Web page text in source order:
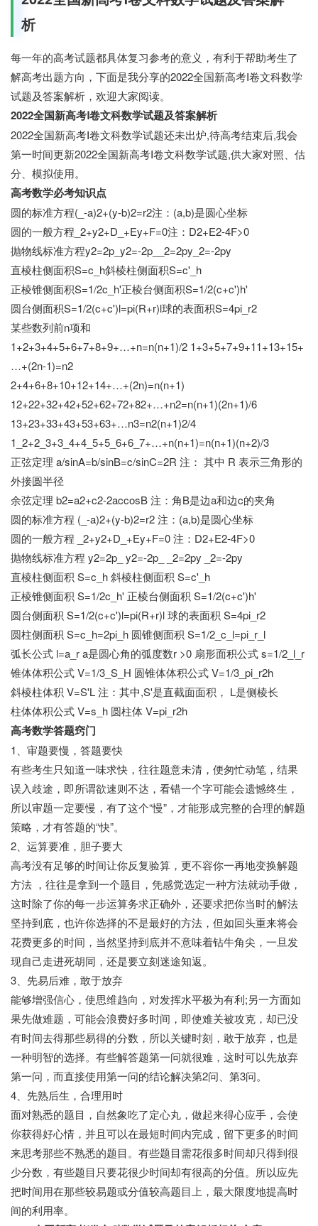
析
每一年的高考试题都具体复习参考的意义，有利于帮助考生了
解高考出题方向，下面是我分享的2022全国新高考Ⅰ卷文科数学
试题及答案解析，欢迎大家阅读。
2022全国新高考Ⅰ卷文科数学试题及答案解析
2022全国新高考Ⅰ卷文科数学试题还未出炉,待高考结束后,我会
第一时间更新2022全国新高考Ⅰ卷文科数学试题,供大家对照、估
分、模拟使用。
高考数学必考知识点
圆的标准方程(_-a)2+(y-b)2=r2注：(a,b)是圆心坐标
圆的一般方程_2+y2+D_+Ey+F=0注：D2+E2-4F>0
抛物线标准方程y2=2p_y2=-2p__2=2py_2=-2py
直棱柱侧面积S=c_h斜棱柱侧面积S=c'_h
正棱锥侧面积S=1/2c_h'正棱台侧面积S=1/2(c+c')h'
圆台侧面积S=1/2(c+c')l=pi(R+r)l球的表面积S=4pi_r2
某些数列前n项和
1+2+3+4+5+6+7+8+9+…+n=n(n+1)/2 1+3+5+7+9+11+13+15+
…+(2n-1)=n2
2+4+6+8+10+12+14+…+(2n)=n(n+1)
12+22+32+42+52+62+72+82+…+n2=n(n+1)(2n+1)/6
13+23+33+43+53+63+…n3=n2(n+1)2/4
1_2+2_3+3_4+4_5+5_6+6_7+…+n(n+1)=n(n+1)(n+2)/3
正弦定理 a/sinA=b/sinB=c/sinC=2R 注： 其中 R 表示三角形的
外接圆半径
余弦定理 b2=a2+c2-2accosB 注：角B是边a和边c的夹角
圆的标准方程 (_-a)2+(y-b)2=r2 注：(a,b)是圆心坐标
圆的一般方程 _2+y2+D_+Ey+F=0 注：D2+E2-4F>0
抛物线标准方程 y2=2p_ y2=-2p_ _2=2py _2=-2py
直棱柱侧面积 S=c_h 斜棱柱侧面积 S=c'_h
正棱锥侧面积 S=1/2c_h' 正棱台侧面积 S=1/2(c+c')h'
圆台侧面积 S=1/2(c+c')l=pi(R+r)l 球的表面积 S=4pi_r2
圆柱侧面积 S=c_h=2pi_h 圆锥侧面积 S=1/2_c_l=pi_r_l
弧长公式 l=a_r a是圆心角的弧度数r >0 扇形面积公式 s=1/2_l_r
锥体体积公式 V=1/3_S_H 圆锥体体积公式 V=1/3_pi_r2h
斜棱柱体积 V=S'L 注：其中,S'是直截面面积， L是侧棱长
柱体体积公式 V=s_h 圆柱体 V=pi_r2h
高考数学答题窍门
1、审题要慢，答题要快
有些考生只知道一味求快，往往题意未清，便匆忙动笔，结果
误入歧途，即所谓欲速则不达，看错一个字可能会遗憾终生，
所以审题一定要慢，有了这个“慢”，才能形成完整的合理的解题
策略，才有答题的“快”。
2、运算要准，胆子要大
高考没有足够的时间让你反复验算，更不容你一再地变换解题
方法 ，往往是拿到一个题目，凭感觉选定一种方法就动手做，
这时除了你的每一步运算务求正确外，还要求把你当时的解法
坚持到底，也许你选择的不是最好的方法，但如回头重来将会
花费更多的时间，当然坚持到底并不意味着钻牛角尖，一旦发
现自己走进死胡同，还是要立刻迷途知返。
3、先易后难，敢于放弃
能够增强信心，使思维趋向，对发挥水平极为有利;另一方面如
果先做难题，可能会浪费好多时间，即使难关被攻克，却已没
有时间去得那些易得的分数，所以关键时刻，敢于放弃，也是
一种明智的选择。有些解答题第一问就很难，这时可以先放弃
第一问，而直接使用第一问的结论解决第2问、第3问。
4、先熟后生，合理用时
面对熟悉的题目，自然象吃了定心丸，做起来得心应手，会使
你获得好心情，并且可以在最短时间内完成，留下更多的时间
来思考那些不熟悉的题目。有些题目需花很多时间却只得到很
少分数，有些题目只要花很少时间却有很高的分值。所以应先
把时间用在那些较易题或分值较高题目上，最大限度地提高时
间的利用率。